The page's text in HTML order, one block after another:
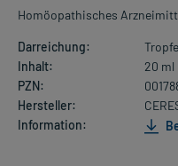
Homöopathisches
Darreichung:
Inhalt:
20 ml
PZN:
Hersteller:
Information: